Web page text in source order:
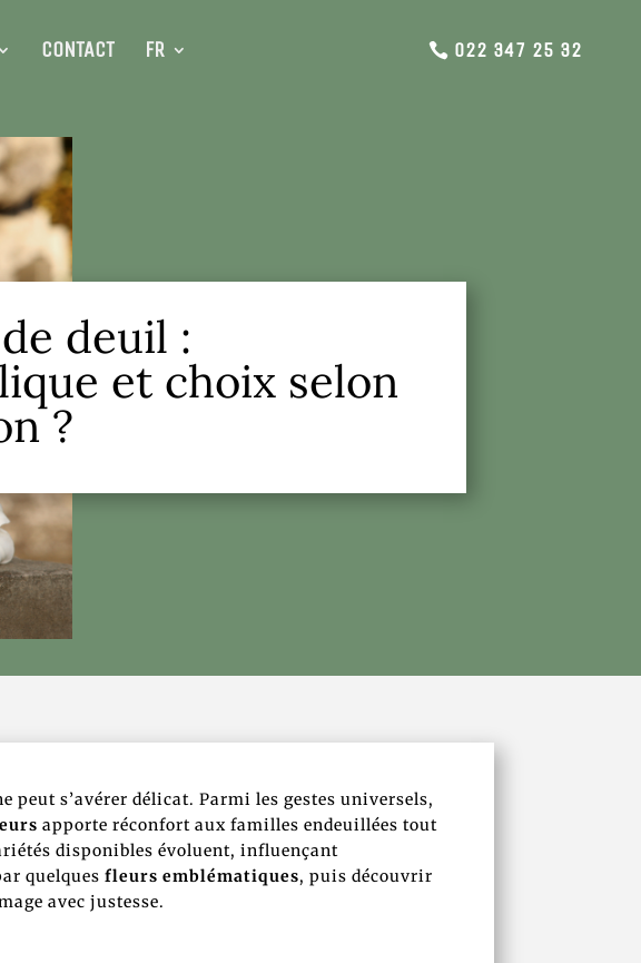
CONTACT FR 022 347 25 32
deuil :
et choix selon
?
peut s’avérer délicat. Parmi les gestes universels,
apporte réconfort aux familles endeuillées tout
disponibles évoluent, influençant
quelques fleurs emblématiques, puis découvrir
avec justesse.